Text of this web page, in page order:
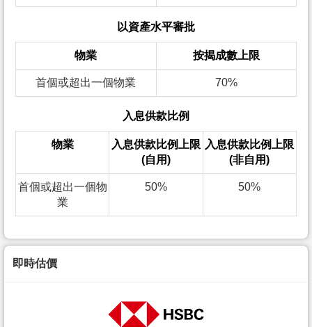
以資產水平審批
物業 按揭成數上限
首個或超出一個物業 70%
入息供款比例
物業
入息供款比例上限
(自用)
入息供款比例上限
(非自用)
首個或超出一個物
業
50% 50%
即時估價